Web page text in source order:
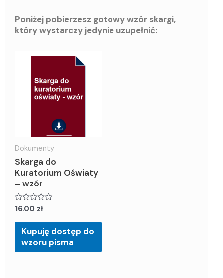
Poniżej pobierzesz gotowy wzór skargi,
który wystarczy jedynie uzupełnić:
Dokumenty
Skarga do
Kuratorium Oświaty
– wzór
Oceniony
na
16.00 zł
Kupuję dostęp do
wzoru pisma